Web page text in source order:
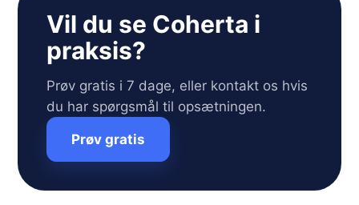
Vil du se Coherta i
praksis?
Prøv gratis i 7 dage, eller kontakt os hvis
du har spørgsmål til opsætningen.
Prøv gratis